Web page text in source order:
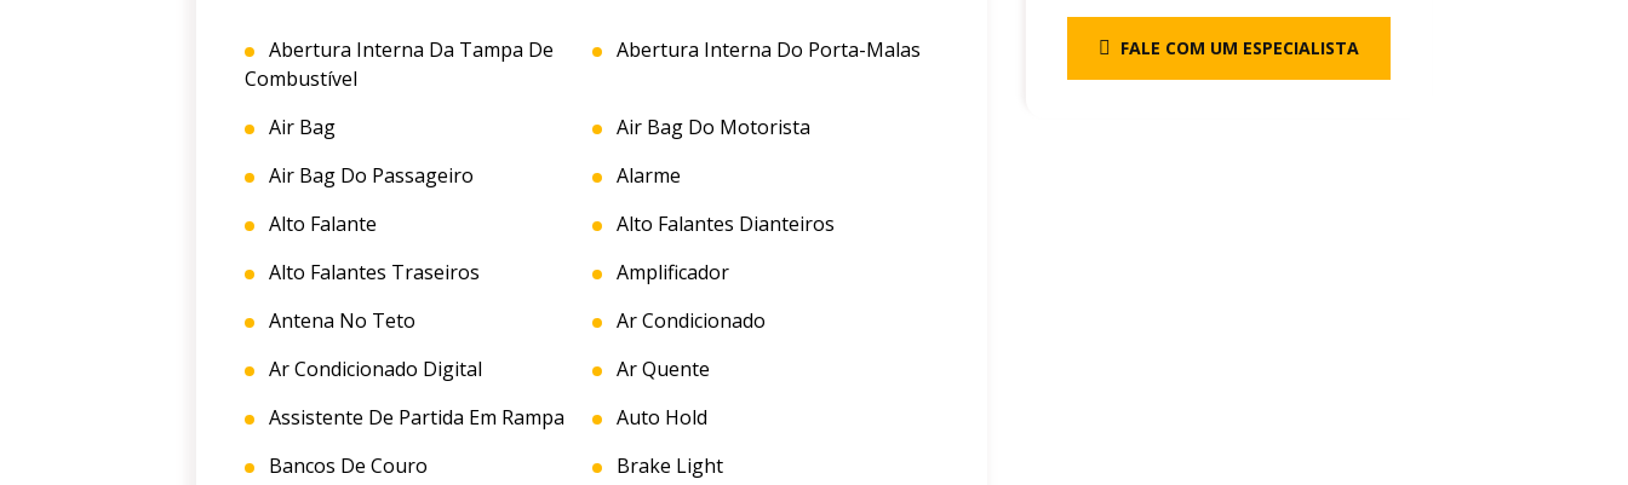
Abertura Interna Da Tampa De
Combustível
Abertura Interna Do Porta-Malas
Air Bag
Air Bag Do Motorista
Air Bag Do Passageiro
Alarme
Alto Falante
Alto Falantes Dianteiros
Alto Falantes Traseiros
Amplificador
Antena No Teto
Ar Condicionado
Ar Condicionado Digital
Ar Quente
Assistente De Partida Em Rampa
Auto Hold
Bancos De Couro
Brake Light
FALE COM UM ESPECIALISTA